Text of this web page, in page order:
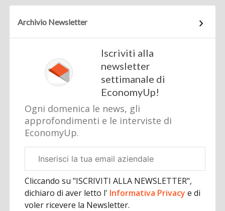
Archivio Newsletter
Iscriviti alla
newsletter
settimanale di
EconomyUp!
Ogni domenica le news, gli
approfondimenti e le interviste di
EconomyUp.
aziendale
Cliccando su "ISCRIVITI ALLA NEWSLETTER",
dichiaro di aver letto l' Informativa Privacye di
voler ricevere la Newsletter.